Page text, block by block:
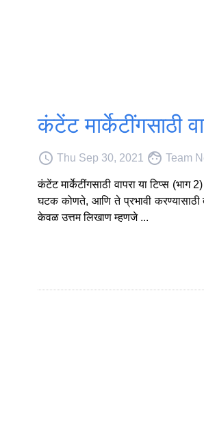
कंटेंट मार्केटींगसाठी
access_time Thu Sep 30, 2021 face Team
कंटेंट मार्केटींगसाठी वापरा या टिप्स
घटक कोणते, आणि ते प्रभावी करण्यासाठी
केवळ उत्तम लिखाण म्हणजे ...